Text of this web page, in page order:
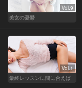
Vol.9
美女の憂鬱
Vol.1
最終レッスンに間に合えば